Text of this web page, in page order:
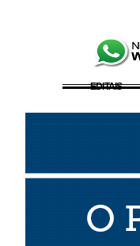
EDITAIS